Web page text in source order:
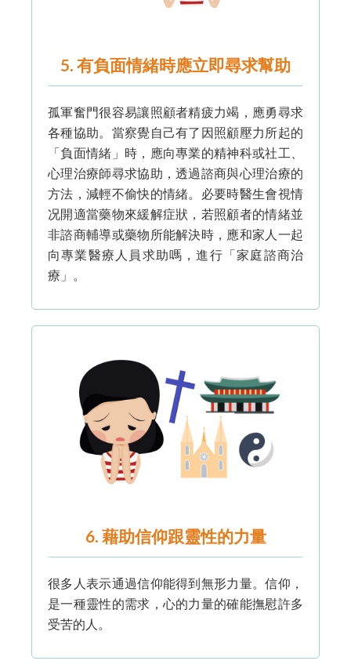
5. 有負面情緒時應立即尋求幫助
孤軍奮門很容易讓照顧者精疲力竭，應勇尋求
各種協助。當察覺自己有了因照顧壓力所起的
「負面情緒」時，應向專業的精神科或社工、
心理治療師尋求協助，透過諮商與心理治療的
方法，減輕不偷快的情緒。必要時醫生會視情
况開適當藥物來緩解症狀，若照顧者的情緒並
非諮商輔導或藥物所能解決時，應和家人一起
向專業醫療人員求助嗎，進行「家庭諮商治
療」。
6. 藉助信仰跟靈性的力量
很多人表示通過信仰能得到無形力量。信仰，
是一種靈性的需求，心的力量的確能撫慰許多
受苦的人。